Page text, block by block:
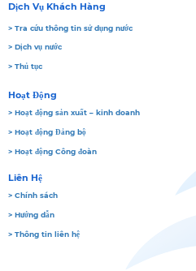
Dịch Vụ Khách Hàng
> Tra cứu thông tin sử dụng nước
> Dịch vụ nước
> Thủ tục
Hoạt Động
> Hoạt động sản xuất – kinh doanh
> Hoạt động Đảng bộ
> Hoạt động Công đoàn
Liên Hệ
> Chính sách
> Hướng dẫn
> Thông tin liên hệ